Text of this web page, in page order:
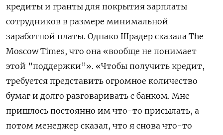
кредиты и гранты для покрытия зарплаты
сотрудников в размере минимальной
заработной платы. Однако Шрадер сказала The
Moscow Times, что она «вообще не понимает
этой ”поддержки”». «Чтобы получить кредит,
требуется представить огромное количество
бумаг и долго разговаривать с банком. Мне
пришлось постоянно им что-то присылать, а
потом менеджер сказал, что я снова что-то